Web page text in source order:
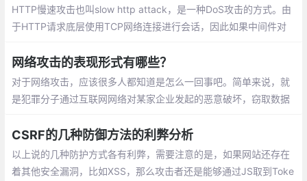
HTTP慢速攻击也叫slow http attack，是一种DoS攻击的方式。由
于HTTP请求底层使用TCP网络连接进行会话，因此如果中间件对
发HTTP请求
网络攻击的表现形式有哪些？
对于网络攻击，应该很多人都知道是怎么一回事吧。简单来说，就
是犯罪分子通过互联网网络对某家企业发起的恶意破坏，窃取数据
CSRF的几种防御方法的利弊分析
以上说的几种防护方式各有利弊，需要注意的是，如果网站还存在
着其他安全漏洞，比如XSS，那么攻击者还是能够通过JS取到Toke